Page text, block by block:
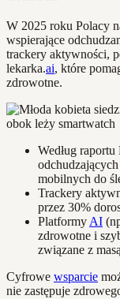
W 2025 roku Polacy
wspierające
trackery aktywności,
lekarka.ai, które
zdrowotne.
Według
mobilnych do
Trackery
przez 30%
Platformy AI
zdrowotne i
związane z
Cyfrowe wsparcie
nie zastępuje